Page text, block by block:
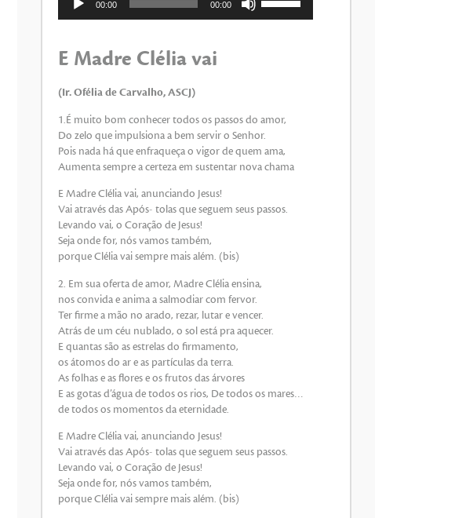
00:00 00:00
as
para
aumentar
ou
diminuir
E Madre Clélia vai
(Ir. Ofélia de Carvalho, ASCJ)
1.É muito bom conhecer todos os passos do amor,
Do zelo que impulsiona a bem servir o Senhor.
Pois nada há que enfraqueça o vigor de quem ama,
Aumenta sempre a certeza em sustentar nova chama
E Madre Clélia vai, anunciando Jesus!
Vai através das Após- tolas que seguem seus passos.
Levando vai, o Coração de Jesus!
Seja onde for, nós vamos também,
porque Clélia vai sempre mais além. (bis)
2. Em sua oferta de amor, Madre Clélia ensina,
nos convida e anima a salmodiar com fervor.
Ter firme a mão no arado, rezar, lutar e vencer.
Atrás de um céu nublado, o sol está pra aquecer.
E quantas são as estrelas do firmamento,
os átomos do ar e as partículas da terra.
As folhas e as flores e os frutos das árvores
E as gotas d’água de todos os rios, De todos os mares…
de todos os momentos da eternidade.
E Madre Clélia vai, anunciando Jesus!
Vai através das Após- tolas que seguem seus passos.
Levando vai, o Coração de Jesus!
Seja onde for, nós vamos também,
porque Clélia vai sempre mais além. (bis)